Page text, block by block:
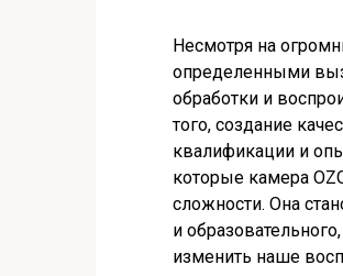
Несмотря на
определенными
обработки и
того, создание
квалификации и
которые камера
сложности. Она
и
изменить наше